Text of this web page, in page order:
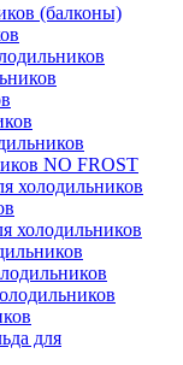
(балконы)
NO FROST
холодильников
холодильников
для